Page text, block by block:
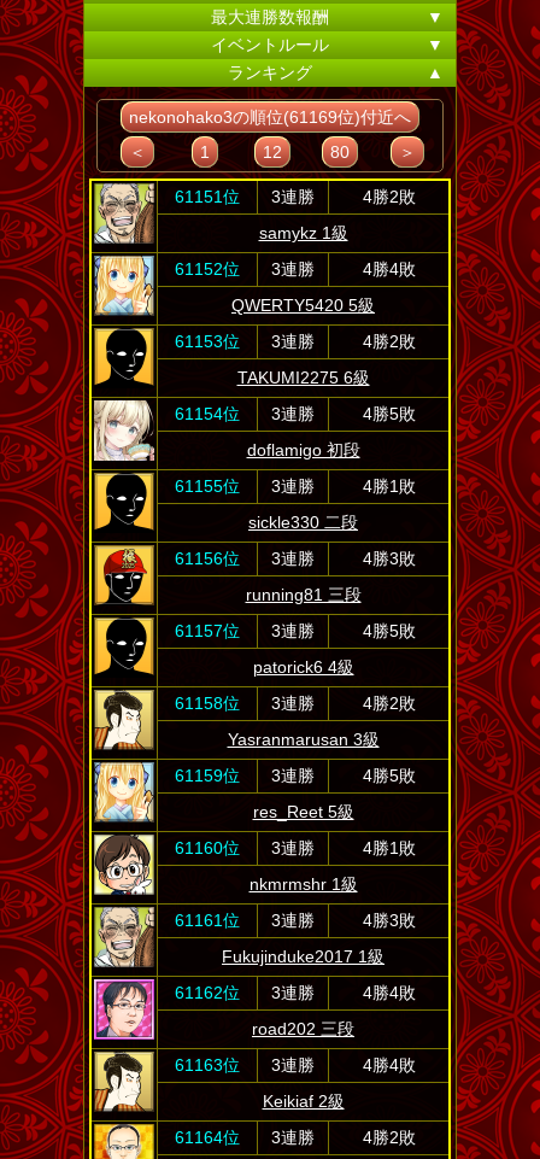
最大連勝数報酬
▼
イベントルール
▼
ランキング
▲
nekonohako3の順位(61169位)付近へ
＜
1 12 80 ＞
61151位 3連勝
4勝2敗
samykz 1級
61152位
3連勝
4勝4敗
QWERTY5420 5級
61153位
3連勝
4勝2敗
TAKUMI2275 6級
61154位
3連勝
4勝5敗
doflamigo 初段
61155位
3連勝
4勝1敗
sickle330 二段
61156位
3連勝
4勝3敗
running81 三段
61157位
3連勝
4勝5敗
patorick6 4級
61158位
3連勝
4勝2敗
Yasranmarusan 3級
61159位
3連勝
4勝5敗
res_Reet 5級
61160位
3連勝
4勝1敗
nkmrmshr 1級
61161位
3連勝
4勝3敗
Fukujinduke2017 1級
61162位
3連勝
4勝4敗
road202 三段
61163位
3連勝
4勝4敗
Keikiaf 2級
61164位
3連勝
4勝2敗